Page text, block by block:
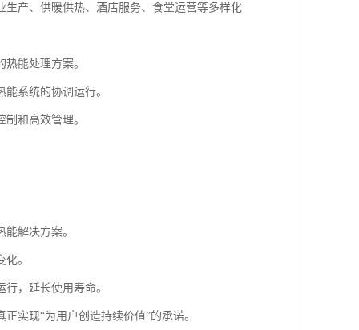
产、供暖供热、酒店服务、食堂运营等多样化
能处理方案。
系统的协调运行。
和高效管理。
解决方案。
。
，延长使用寿命。
实现“为用户创造持续价值”的承诺。